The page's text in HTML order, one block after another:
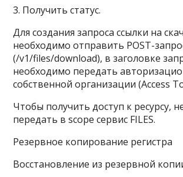
3. Получить статус.
Для создания запроса ссылки на
необходимо отправить POST-
(/v1/files/download), в заголовке
необходимо передать
собственной организации (Access
Чтобы получить доступ к ресурсу,
передать в scope сервис FILES.
Резервное копирование регистра
Восстановление из резервной